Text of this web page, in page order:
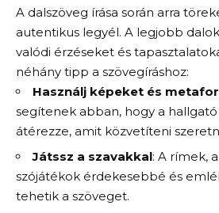
A dalszöveg írása során arra
autentikus legyél. A legjobb
valódi érzéseket és
néhány tipp a szövegíráshoz:
Használj képeket és
segítenek abban, hogy a hallgató
átérezze, amit közvetíteni
Játssz a szavakkal: A rímek,
szójátékok érdekesebbé és
tehetik a szöveget.